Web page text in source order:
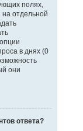
полях,
отдельной
в днях (0
они
ответа?